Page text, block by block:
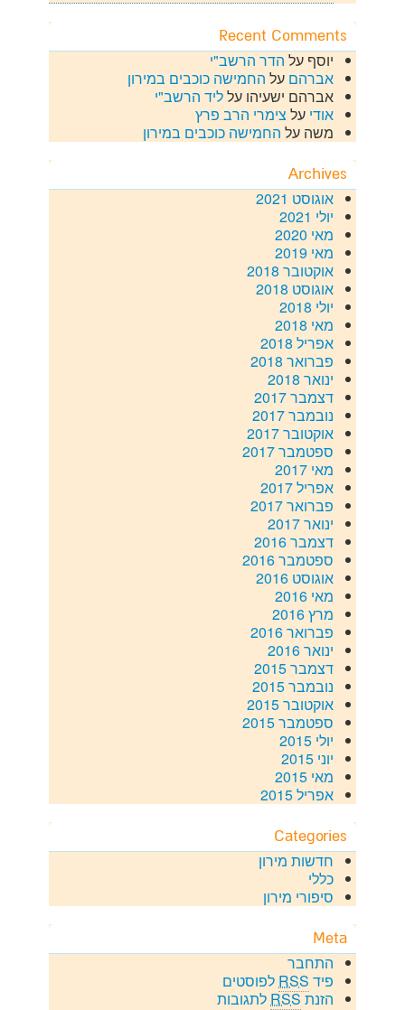
Recent Comments
יוסף על הדר הרשב"י
אברהם על החמישה כוכבים במירון
אברהם ישעיהו עלליד הרשב"י
אודי על צימרי הרב פרץ
משה על החמישה כוכבים במירון
Archives
אוגוסט 2021
יולי 2021
מאי 2020
מאי 2019
אוקטובר 2018
אוגוסט 2018
יולי 2018
מאי 2018
אפריל 2018
פברואר 2018
ינואר 2018
דצמבר 2017
נובמבר 2017
אוקטובר 2017
ספטמבר 2017
מאי 2017
אפריל 2017
פברואר 2017
ינואר 2017
דצמבר 2016
ספטמבר 2016
אוגוסט 2016
מאי 2016
מרץ 2016
פברואר 2016
ינואר 2016
דצמבר 2015
נובמבר 2015
אוקטובר 2015
ספטמבר 2015
יולי 2015
יוני 2015
מאי 2015
אפריל 2015
Categories
חדשות מירון
כללי
סיפורי מירון
Meta
התחבר
פיד RSS לפוסטים
הזנתRSS לתגובות